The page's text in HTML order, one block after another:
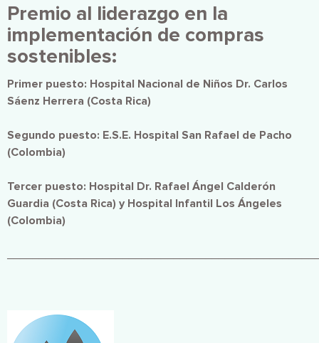
Premio al liderazgo en la
implementación de compras
sostenibles:
Primer puesto: Hospital Nacional de Niños Dr. Carlos
Sáenz Herrera (Costa Rica)
Segundo puesto: E.S.E. Hospital San Rafael de Pacho
(Colombia)
Tercer puesto: Hospital Dr. Rafael Ángel Calderón
Guardia (Costa Rica) y Hospital Infantil Los Ángeles
(Colombia)
Imagen